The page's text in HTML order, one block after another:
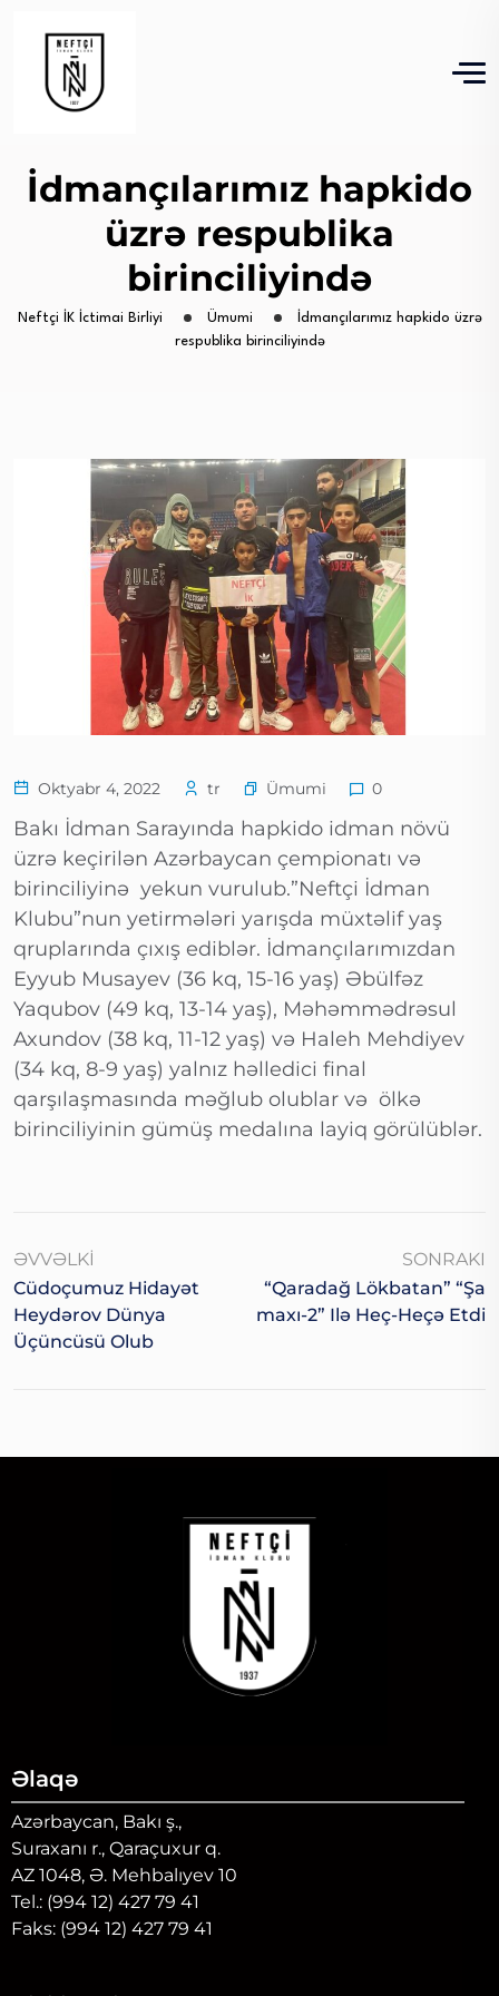
İdmançılarımız hapkido
üzrə respublika
birinciliyində
Neftçi İK İctimai Birliyi Ümumi
İdmançılarımız hapkido üzrə
respublika birinciliyində
Oktyabr 4, 2022 tr Ümumi 0
Bakı İdman Sarayında hapkido idman növü
üzrə keçirilən Azərbaycan çempionatı və
birinciliyinə yekun vurulub.”Neftçi İdman
Klubu”nun yetirmələri yarışda müxtəlif yaş
qruplarında çıxış ediblər. İdmançılarımızdan
Eyyub Musayev (36 kq, 15-16 yaş) Əbülfəz
Yaqubov (49 kq, 13-14 yaş), Məhəmmədrəsul
Axundov (38 kq, 11-12 yaş) və Haleh Mehdiyev
(34 kq, 8-9 yaş) yalnız həlledici final
qarşılaşmasında məğlub olublar və ölkə
birinciliyinin gümüş medalına layiq görülüblər.
ƏVVƏLKI
Cüdoçumuz Hidayət
Heydərov Dünya
Üçüncüsü Olub
SONRAKI
“Qaradağ Lökbatan” “Şa
Maxı-2” Ilə Heç-Heçə Etdi
Əlaqə
Azərbaycan, Bakı ş.,
Suraxanı r., Qaraçuxur q.
AZ 1048, Ə. Mehbalıyev 10
Tel.: (994 12) 427 79 41
Faks: (994 12) 427 79 41